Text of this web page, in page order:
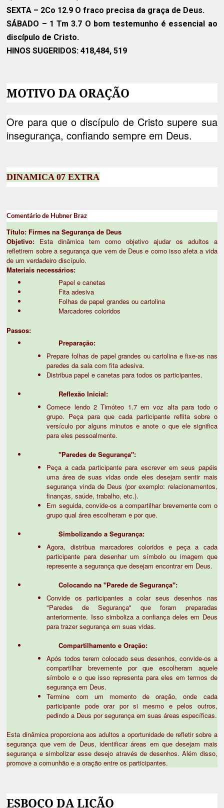
SEXTA – 2Co 12.9 O fraco precisa da graça de Deus.
SÁBADO – 1 Tm 3.7 O bom testemunho é essencial ao
discípulo de Cristo.
HINOS SUGERIDOS: 418,484, 519
MOTIVO DA ORAÇÃO
Ore para que o discípulo de Cristo supere sua
insegurança, confiando sempre em Deus.
DINAMICA 07 EXTRA
Comentário de Hubner Braz
Título: Firmes na Segurança de Deus
Objetivo: Esta dinâmica tem como objetivo ajudar os adultos a
refletirem sobre a segurança que vem de Deus e como isso afeta a vida
de um verdadeiro discípulo.
Materiais necessários:
Papel e canetas
Fita adesiva
Folhas de papel grandes ou cartolina
Marcadores coloridos
Passos:
Preparação:
Prepare folhas de papel grandes ou cartolina e fixe-as nas
paredes da sala com fita adesiva.
Distribua papel e canetas para todos os participantes.
Reflexão Inicial:
Comece lendo 2 Timóteo 1.7 em voz alta para todo o
grupo. Peça para que cada participante reflita sobre o
versículo por alguns minutos e anote o que ele significa
para eles pessoalmente.
"Paredes de Segurança":
Peça a cada participante para escrever em seus papéis
uma área de suas vidas onde eles desejam sentir mais
segurança vinda de Deus (por exemplo: relacionamentos,
finanças, saúde, trabalho, etc.).
Em seguida, convide-os a compartilhar brevemente com o
grupo qual área escolheram e por que.
Simbolizando a Segurança:
Agora, distribua marcadores coloridos e peça a cada
participante para desenhar um símbolo ou imagem que
represente a segurança que desejam encontrar em Deus.
Colocando na "Parede de Segurança":
Convide os participantes a colar seus desenhos nas
"Paredes de Segurança" que foram preparadas
anteriormente. Isso simboliza a confiança deles em Deus
para trazer segurança em suas vidas.
Compartilhamento e Oração:
Após todos terem colocado seus desenhos, convide-os a
compartilhar brevemente por que escolheram aquele
símbolo e o que isso representa para eles em termos de
segurança em Deus.
Termine com um momento de oração, onde cada
participante pode orar por si mesmo e pelos outros,
pedindo a Deus por segurança em suas áreas específicas.
Esta dinâmica proporciona aos adultos a oportunidade de refletir sobre a
segurança que vem de Deus, identificar áreas em que desejam mais
segurança e simbolizar esse desejo através de desenhos. Além disso,
promove a comunhão e a oração entre os participantes.
ESBOÇO DA LIÇÃO